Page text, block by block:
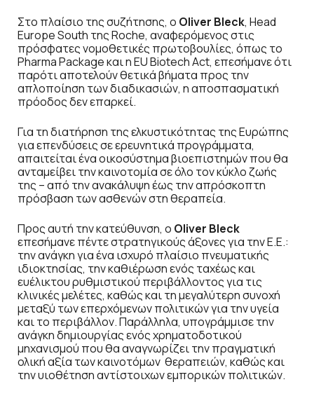
Στο πλαίσιο της συζήτησης, ο Oliver Bleck, Head
Europe South της Roche, αναφερόμενος στις
πρόσφατες νομοθετικές πρωτοβουλίες, όπως το
Pharma Package και η EU Biotech Act, επεσήμανε ότι
παρότι αποτελούν θετικά βήματα προς την
απλοποίηση των διαδικασιών, η αποσπασματική
πρόοδος δεν επαρκεί.
Για τη διατήρηση της ελκυστικότητας της Ευρώπης
για επενδύσεις σε ερευνητικά προγράμματα,
απαιτείται ένα οικοσύστημα βιοεπιστημών που θα
ανταμείβει την καινοτομία σε όλο τον κύκλο ζωής
της – από την ανακάλυψη έως την απρόσκοπτη
πρόσβαση των ασθενών στη θεραπεία.
Προς αυτή την κατεύθυνση, ο Oliver Bleck
επεσήμανε πέντε στρατηγικούς άξονες για την Ε.Ε.:
την ανάγκη για ένα ισχυρό πλαίσιο πνευματικής
ιδιοκτησίας, την καθιέρωση ενός ταχέως και
ευέλικτου ρυθμιστικού περιβάλλοντος για τις
κλινικές μελέτες, καθώς και τη μεγαλύτερη συνοχή
μεταξύ των επερχόμενων πολιτικών για την υγεία
και το περιβάλλον. Παράλληλα, υπογράμμισε την
ανάγκη δημιουργίας ενός χρηματοδοτικού
μηχανισμού που θα αναγνωρίζει την πραγματική
ολική αξία των καινοτόμων θεραπειών, καθώς και
την υιοθέτηση αντίστοιχων εμπορικών πολιτικών.